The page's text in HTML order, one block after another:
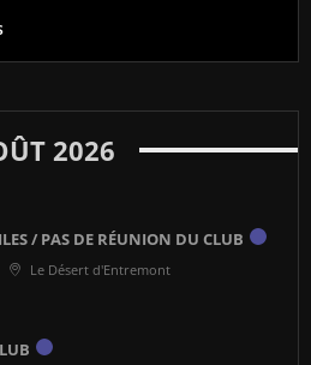
2026
/ PAS DE RÉUNION DU CLUB
Le Désert d'Entremont